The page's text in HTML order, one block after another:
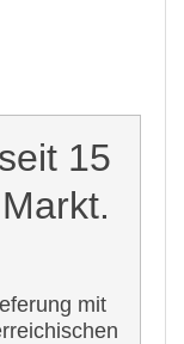
15
mit